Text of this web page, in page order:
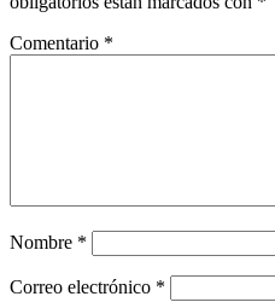
Comentario *
Nombre *
Correo electrónico *